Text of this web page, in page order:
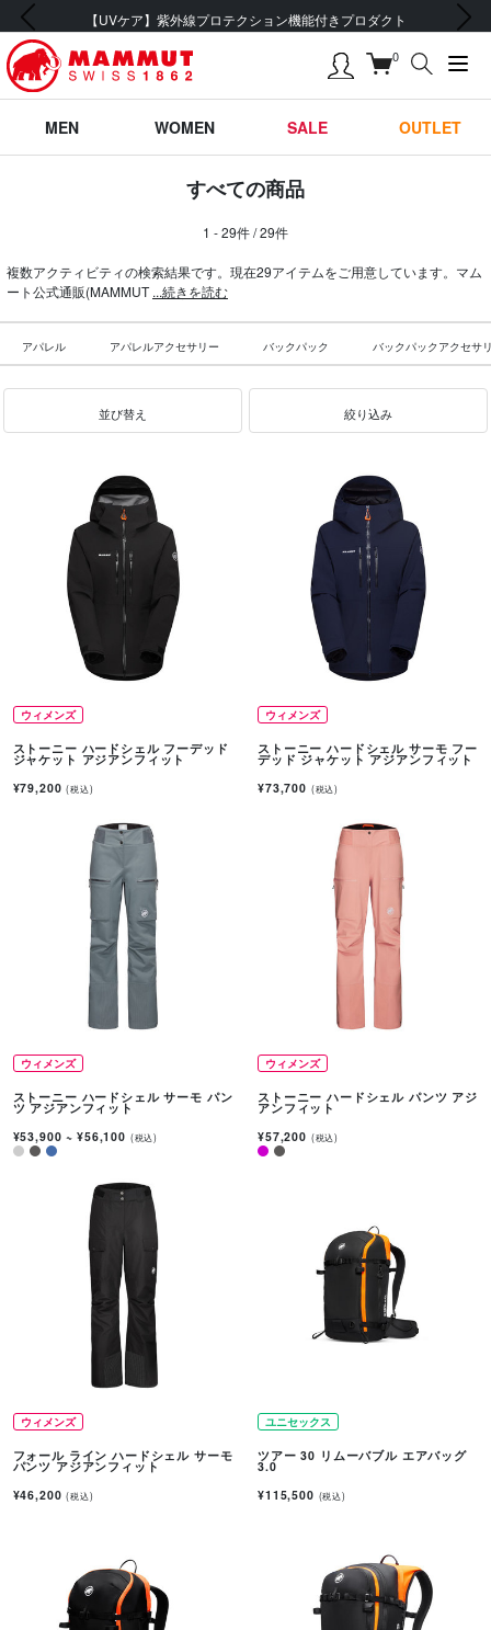
【UVケア】紫外線プロテクション機能付きプロダクト
前の画像 次の画像
0
MEN WOMEN SALE OUTLET
すべての商品
1 - 29件 / 29件
複数アクティビティの検索結果です。現在29アイテムをご用意しています。マム
ート公式通販(MAMMUT ...続きを読む
アパレル アパレルアクセサリー バックパック バックパックアクセサ
並び替え 絞り込み
ウィメンズ
ストーニー ハードシェル フーデッド
ジャケット アジアンフィット
¥79,200(税込)
ウィメンズ
ストーニー ハードシェル サーモ フー
デッド ジャケット アジアンフィット
¥73,700 (税込)
ウィメンズ
ストーニー ハードシェル サーモ パン
ツ アジアンフィット
¥53,900~ ¥56,100 (税込)
ウィメンズ
ストーニー ハードシェル パンツ アジ
アンフィット
¥57,200 (税込)
ウィメンズ
フォール ライン ハードシェル サーモ
パンツ アジアンフィット
¥46,200(税込)
ユニセックス
ツアー 30 リムーバブル エアバッグ
3.0
¥115,500 (税込)